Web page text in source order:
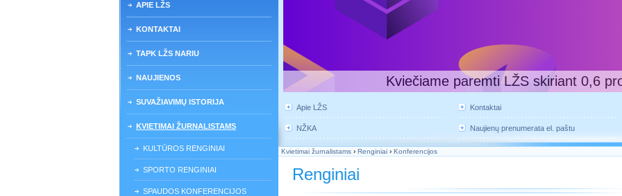
APIE LŽS
KONTAKTAI
TAPK LŽS NARIU
NAUJIENOS
SUVAŽIAVIMŲ ISTORIJA
KVIETIMAI ŽURNALISTAMS
KULTŪROS RENGINIAI
SPORTO RENGINIAI
SPAUDOS KONFERENCIJOS
Kviečiame paremti LŽS skiriant 0,6
Apie LŽS Kontaktai
NŽKA Naujienų prenumerata el. paštu
Kvietimai žurnalistams › Renginiai › Konferencijos
Renginiai